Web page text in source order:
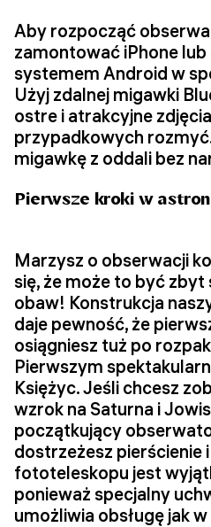
Aby rozpocząć
zamontować iPhone
systemem Android w
Użyj zdalnej migawki
ostre i atrakcyjne
przypadkowych
migawkę z oddali bez
Pierwsze kroki w
Marzysz o obserwacji
się, że może to być
obaw! Konstrukcja
daje pewność, że
osiągniesz tuż po
Pierwszym
Księżyc. Jeśli chcesz
wzrok na Saturna i
początkujący
dostrzeżesz pierścienie
fototeleskopu jest
ponieważ specjalny
umożliwia obsługę jak